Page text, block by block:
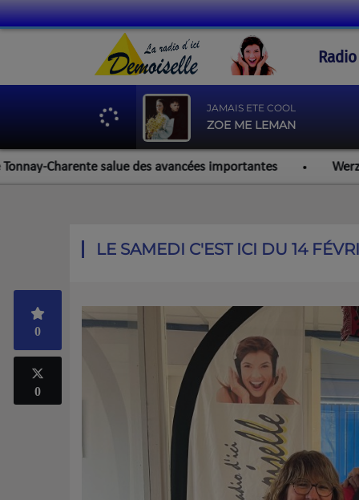
Radio
JAMAIS ETE COOL
ZOE ME LEMAN
salue des avancées importantes Werzalit
LE SAMEDI C'EST ICI DU 14
0
0